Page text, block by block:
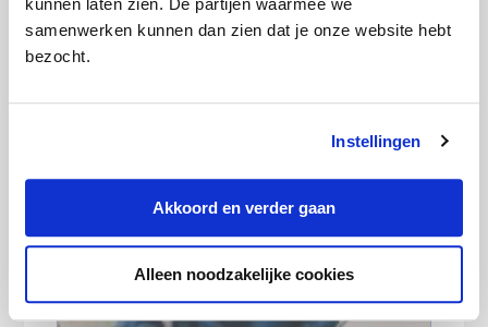
kunnen laten zien. De partijen waarmee we
samenwerken kunnen dan zien dat je onze website hebt
bezocht.
Instellingen
Akkoord en verder gaan
Alleen noodzakelijke cookies
Autopremie verschilt soms 260 euro
binnen dezelfde straat